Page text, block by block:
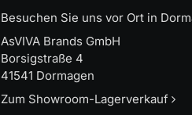
Besuchen Sie uns vor Ort in
AsVIVA Brands GmbH
Borsigstraße 4
41541 Dormagen
Zum Showroom-Lagerverkauf